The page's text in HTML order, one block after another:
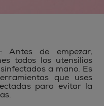
: Antes de empezar,
todos los utensilios
a mano. Es
que uses
para evitar la